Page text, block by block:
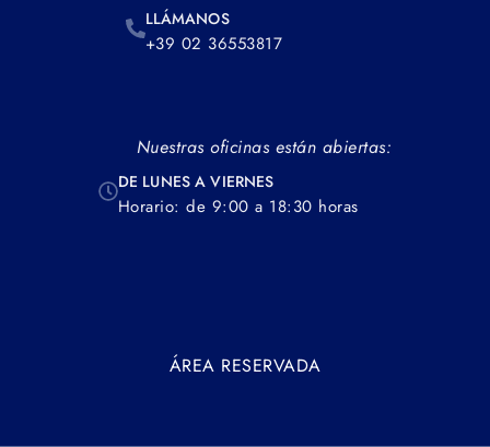
LLÁMANOS
+39 02 36553817
Nuestras oficinas están abiertas:
DE LUNES A VIERNES
Horario: de 9:00 a 18:30 horas
ÁREA RESERVADA